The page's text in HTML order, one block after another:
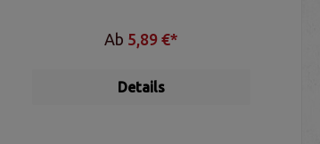
Ab 5,89 €*
Details